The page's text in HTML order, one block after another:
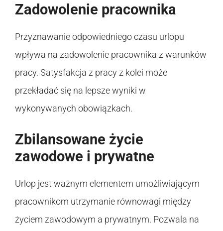
Zadowolenie pracownika
Przyznawanie odpowiedniego czasu urlopu
wpływa na zadowolenie pracownika z warunków
pracy. Satysfakcja z pracy z kolei może
przekładać się na lepsze wyniki w
wykonywanych obowiązkach.
Zbilansowane życie
zawodowe i prywatne
Urlop jest ważnym elementem umożliwiającym
pracownikom utrzymanie równowagi między
życiem zawodowym a prywatnym. Pozwala na